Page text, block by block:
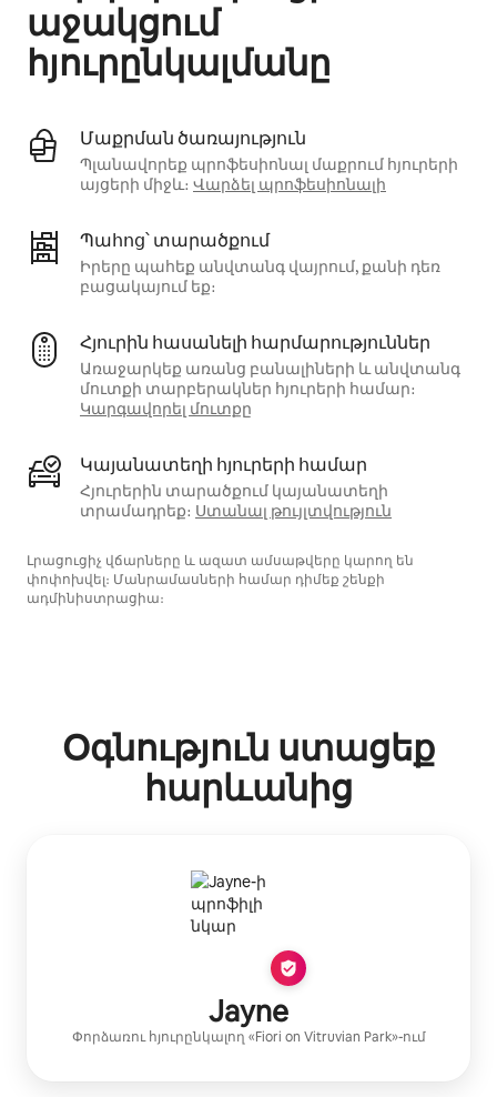
աջակցում
հյուրընկալմանը
Մաքրման ծառայություն
Պլանավորեք պրոֆեսիոնալ մաքրում հյուրերի
այցերի միջև։ Վարձել պրոֆեսիոնալի
Պահոց՝ տարածքում
Իրերը պահեք անվտանգ վայրում, քանի դեռ
բացակայում եք։
Հյուրին հասանելի հարմարություններ
Առաջարկեք առանց բանալիների և անվտանգ
մուտքի տարբերակներ հյուրերի համար։
Կարգավորել մուտքը
Կայանատեղի հյուրերի համար
Հյուրերին տարածքում կայանատեղի
տրամադրեք։ Ստանալ թույլտվություն
Լրացուցիչ վճարները և ազատ ամսաթվերը կարող են
փոփոխվել։ Մանրամասների համար դիմեք շենքի
ադմինիստրացիա։
Օգնություն ստացեք
հարևանից
Jayne
Փորձառու հյուրընկալող «Fiori on Vitruvian Park»-ում